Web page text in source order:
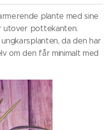
plante med sine
utover pottekanten.
da den har
om den får minimalt med